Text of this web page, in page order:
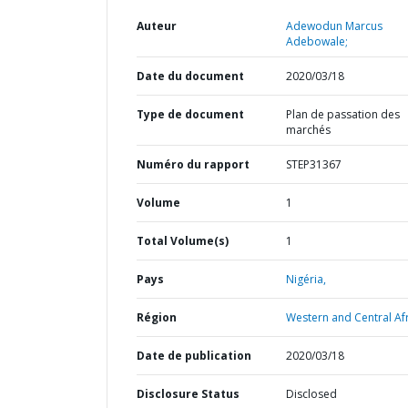
Auteur
Adewodun Marcus
Adebowale;
Date du document 2020/03/18
Type de document
Plan de passation des
marchés
Numéro du rapport STEP31367
Volume 1
Total Volume(s) 1
Pays Nigéria,
Région Western and Central
Date de publication 2020/03/18
Disclosure Status Disclosed